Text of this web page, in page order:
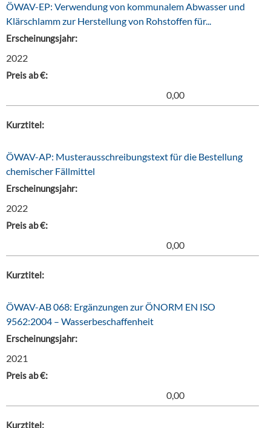
ÖWAV-EP: Verwendung von kommunalem Abwasser und
Klärschlamm zur Herstellung von Rohstoffen für...
Erscheinungsjahr:
2022
Preis ab €:
0,00
Kurztitel:
ÖWAV-AP: Musterausschreibungstext für die Bestellung
chemischer Fällmittel
Erscheinungsjahr:
2022
Preis ab €:
0,00
Kurztitel:
ÖWAV-AB 068: Ergänzungen zur ÖNORM EN ISO
9562:2004 – Wasserbeschaffenheit
Erscheinungsjahr:
2021
Preis ab €:
0,00
Kurztitel: